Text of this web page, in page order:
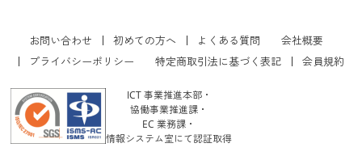
お問い合わせ 初めての方へ よくある質問
会社概要
プライバシーポリシー
特定商取引法に基づく表記 会員規約
ICT 事業推進本部・
協働事業推進課・
EC 業務課・
情報システム室にて認証取得